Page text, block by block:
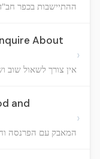
ההתיישבות בכפר
About
אין צורך לשאול שוב
›
and
המאבק עם הפרנסה
›